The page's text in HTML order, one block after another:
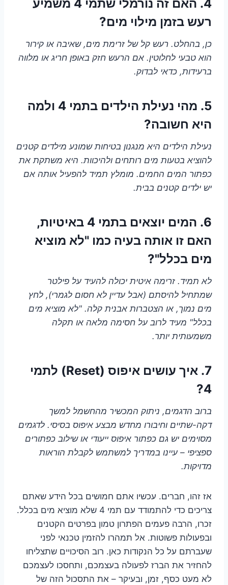
4. האם זה נורמלי שתמי 4 משמיע
רעש בזמן מילוי מים?
כן, בהחלט. רעש קל של זרימת מים, שאיבה או קירור
הוא טבעי לחלוטין. אם הרעש חזק באופן חריג או מלווה
ברעידות, כדאי לבדוק.
5. מהי נעילת הילדים בתמי 4 ולמה
היא חשובה?
נעילת הילדים היא מנגנון בטיחות שמונע מילדים קטנים
להוציא בטעות מים רותחים ולהיכוות. היא משתקת את
כפתור המים החמים. מומלץ תמיד להפעיל אותה אם
יש ילדים קטנים בבית.
6. המים יוצאים בתמי 4 באיטיות,
האם זו אותה בעיה כמו "לא מוציא
מים בכלל"?
לא תמיד. זרימה איטית יכולה להעיד על פילטר
שמתחיל להיסתם (אבל עדיין לא חסום לגמרי), לחץ
מים נמוך, או הצטברות אבנית קלה. "לא מוציא מים
בכלל" מעיד לרוב על חסימה מלאה או תקלה
משמעותית יותר.
7. איך עושים איפוס (Reset) לתמי
4?
ברוב הדגמים, ניתוק המכשיר מהחשמל למשך
דקה-שתיים וחיבורו מחדש מבצע איפוס בסיסי. לדגמים
מסוימים יש גם כפתור איפוס ייעודי או שילוב כפתורים
ספציפי – עיינו במדריך למשתמש לקבלת הוראות
מדויקות.
אז זהו, חברים. עכשיו אתם חמושים בכל הידע שאתם
צריכים כדי להתמודד עם תמי 4 שלא מוציא מים בכלל.
זכרו, הרבה פעמים הפתרון טמון בפרטים הקטנים
ובפעולות פשוטות. אל תמהרו להזמין טכנאי לפני
שעברתם על כל הנקודות כאן. רוב הסיכויים שתצליחו
להחזיר את הברז לפעולה בעצמכם, ותחסכו לעצמכם
לא מעט כסף, זמן, ובעיקר – את התסכול הזה של